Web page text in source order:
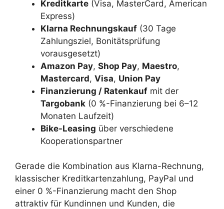
Kreditkarte (Visa, MasterCard, American
Express)
Klarna Rechnungskauf (30 Tage
Zahlungsziel, Bonitätsprüfung
vorausgesetzt)
Amazon Pay, Shop Pay, Maestro,
Mastercard, Visa, Union Pay
Finanzierung / Ratenkauf mit der
Targobank (0 %-Finanzierung bei 6–12
Monaten Laufzeit)
Bike-Leasing über verschiedene
Kooperationspartner
Gerade die Kombination aus Klarna-Rechnung,
klassischer Kreditkartenzahlung, PayPal und
einer 0 %-Finanzierung macht den Shop
attraktiv für Kundinnen und Kunden, die